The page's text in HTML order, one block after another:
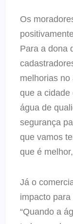
Os
Para a dona
melhorias no
que a cidade
água de
segurança
que vamos
que é
Já o
impacto
“Quando a